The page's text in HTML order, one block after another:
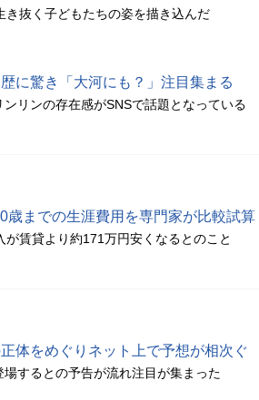
抜く子どもたちの姿を描き込んだ
に驚き「大河にも？」注目集まる
リンの存在感がSNSで話題となっている
歳までの生涯費用を専門家が比較試算
賃貸より約171万円安くなるとのこと
体をめぐりネット上で予想が相次ぐ
場するとの予告が流れ注目が集まった